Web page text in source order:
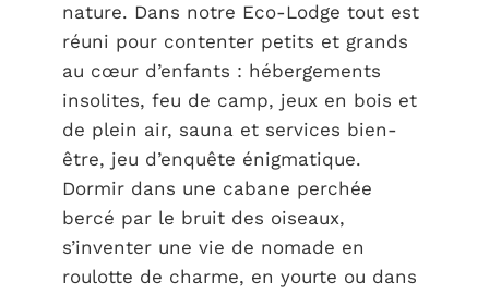
nature. Dans notre Eco-Lodge tout est
réuni pour contenter petits et grands
au cœur d’enfants : hébergements
insolites, feu de camp, jeux en bois et
de plein air, sauna et services bien-
être, jeu d’enquête énigmatique.
Dormir dans une cabane perchée
bercé par le bruit des oiseaux,
s’inventer une vie de nomade en
roulotte de charme, en yourte ou dans